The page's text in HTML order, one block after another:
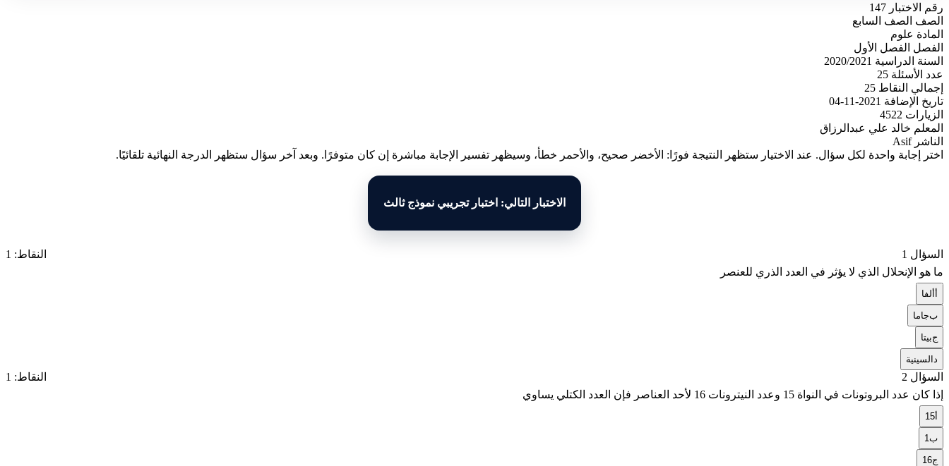
رقم الاختبار 147
الصف الصف السابع
المادة علوم
الفصل الفصل الأول
السنة الدراسية 2020/2021
عدد الأسئلة 25
إجمالي النقاط 25
تاريخ الإضافة 2021-11-04
الزيارات 4522
المعلم خالد علي عبدالرزاق
الناشر Asif
اختر إجابة واحدة لكل سؤال. عند الاختيار ستظهر النتيجة فورًا: الأخضر صحيح، والأحمر خطأ، وسيظهر تفسير الإجابة مباشرة إن كان متوفرًا. وبعد آخر سؤال ستظهر الدرجة النهائية تلقائيًا.
الاختبار التالي: اختبار تجريبي نموذج ثالث
السؤال 1
النقاط: 1
ما هو الإنحلال الذي لا يؤثر في العدد الذري للعنصر
أألفا
بجاما
جبيتا
د السينية
السؤال 2
النقاط: 1
إذا كان عدد البروتونات في النواة 15 وعدد النيترونات 16 لأحد العناصر فإن العدد الكتلي يساوي
أ15
ب 1
ج16